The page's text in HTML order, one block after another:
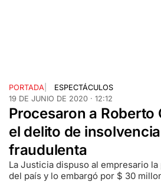
PORTADA
ESPECTÁCULOS
19 DE JUNIO DE 2020 · 12:12
Procesaron a Roberto
el delito de
fraudulenta
La Justicia dispuso al empresario
del país y lo embargó por $ 30